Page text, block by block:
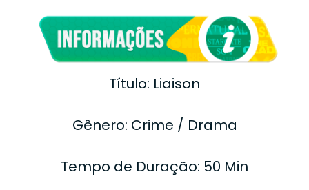
Título: Liaison
Gênero: Crime / Drama
Tempo de Duração: 50 Min